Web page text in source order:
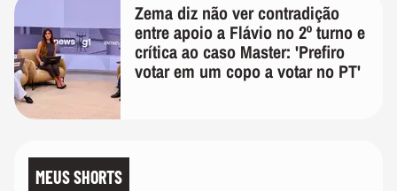
Zema diz não ver contradição
entre apoio a Flávio no 2º turno e
crítica ao caso Master: 'Prefiro
votar em um copo a votar no PT'
MEUS SHORTS